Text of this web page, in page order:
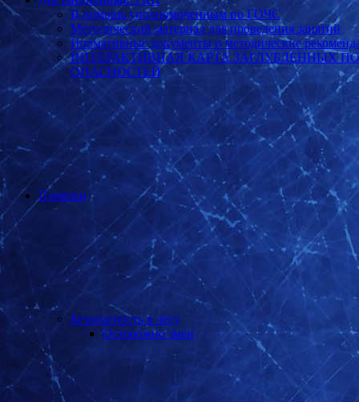
В помощь уполномоченным по ГОЧС
Методический материал для проведения занятий
Нормативные документы и методические
ИНТЕРАКТИВНАЯ КАРТА ЗАГЛУБЛЕННЫХ
ОПАСНОСТЕЙ
Памятки
Безопасность в лесу
Осторожно змеи